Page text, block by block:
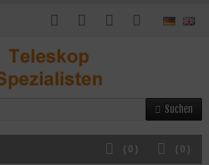
Suchen
( 0 )
( 0 )